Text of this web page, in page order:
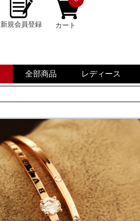
新規会員登録 カート
全部商品 レディース